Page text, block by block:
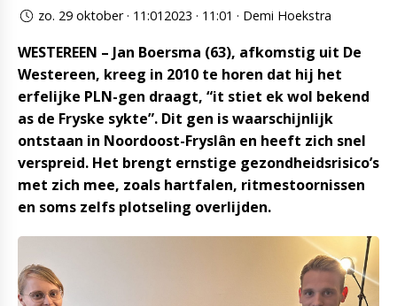
zo. 29 oktober · 11:012023 · 11:01 · Demi Hoekstra
WESTEREEN – Jan Boersma (63), afkomstig uit De
Westereen, kreeg in 2010 te horen dat hij het
erfelijke PLN-gen draagt, “it stiet ek wol bekend
as de Fryske sykte”. Dit gen is waarschijnlijk
ontstaan in Noordoost-Fryslân en heeft zich snel
verspreid. Het brengt ernstige gezondheidsrisico’s
met zich mee, zoals hartfalen, ritmestoornissen
en soms zelfs plotseling overlijden.